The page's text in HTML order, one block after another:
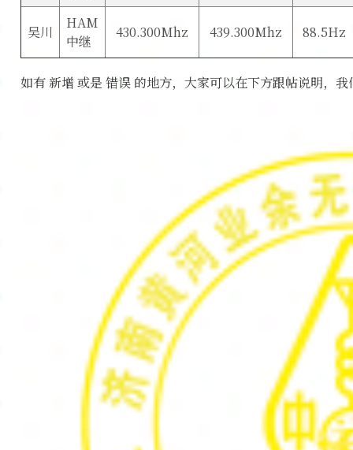
吴川
HAM
中继
430.300Mhz 439.300Mhz 88.5Hz
如有 新增 或是 错误 的地方，大家可以在下方跟帖说明，